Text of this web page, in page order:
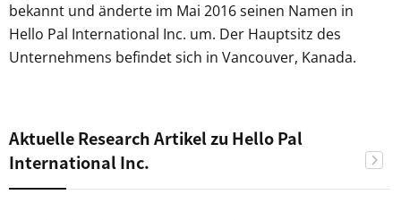
bekannt und änderte im Mai 2016 seinen Namen in
Hello Pal International Inc. um. Der Hauptsitz des
Unternehmens befindet sich in Vancouver, Kanada.
Aktuelle Research Artikel zu Hello Pal
International Inc.